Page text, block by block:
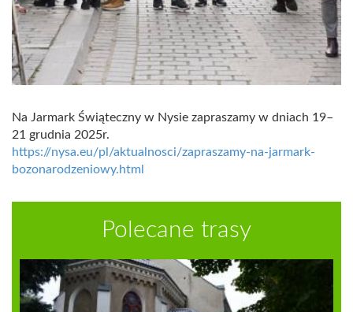
Na Jarmark Świąteczny w Nysie zapraszamy w dniach 19–
21 grudnia 2025r.
https://nysa.eu/pl/aktualnosci/zapraszamy-na-jarmark-
bozonarodzeniowy.html
Polecane trasy